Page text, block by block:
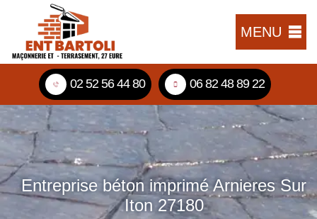
MENU
02 52 56 44 80 06 82 48 89 22
Entreprise béton imprimé Arnieres Sur
Iton 27180